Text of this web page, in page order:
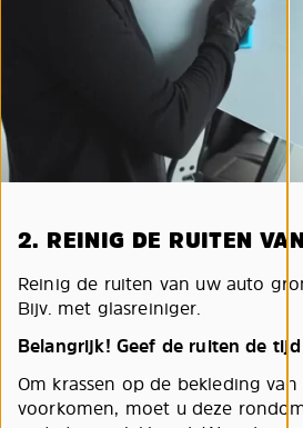
2. REINIG DE RUITEN
Reinig de ruiten van uw auto
Bijv. met glasreiniger.
Belangrijk! Geef de ruiten de
Om krassen op de bekleding
voorkomen, moet u deze